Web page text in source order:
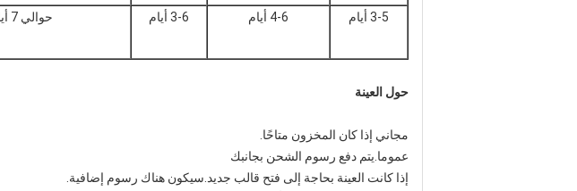
3-5 أيام 4-6 أيام 3-6 أيام حوالي 7 أيام
حول العينة
مجاني إذا كان المخزون متاحًا.
عموما.يتم دفع رسوم الشحن بجانبك
إذا كانت العينة بحاجة إلى فتح قالب جديد.سيكون هناك رسوم إضافية.